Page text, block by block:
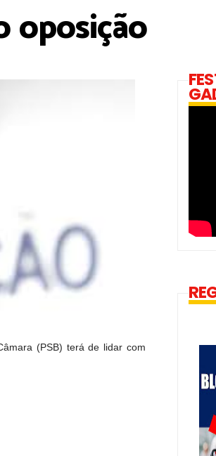
oposição
(PSB) terá de lidar com